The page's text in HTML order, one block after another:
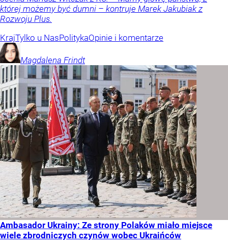
której możemy być dumni – kontruje Marek Jakubiak z
Rozwoju Plus.
KrajTylko u NasPolitykaOpinie i komentarze
Magdalena Frindt
Ambasador Ukrainy: Ze strony Polaków miało miejsce
wiele zbrodniczych czynów wobec Ukraińców